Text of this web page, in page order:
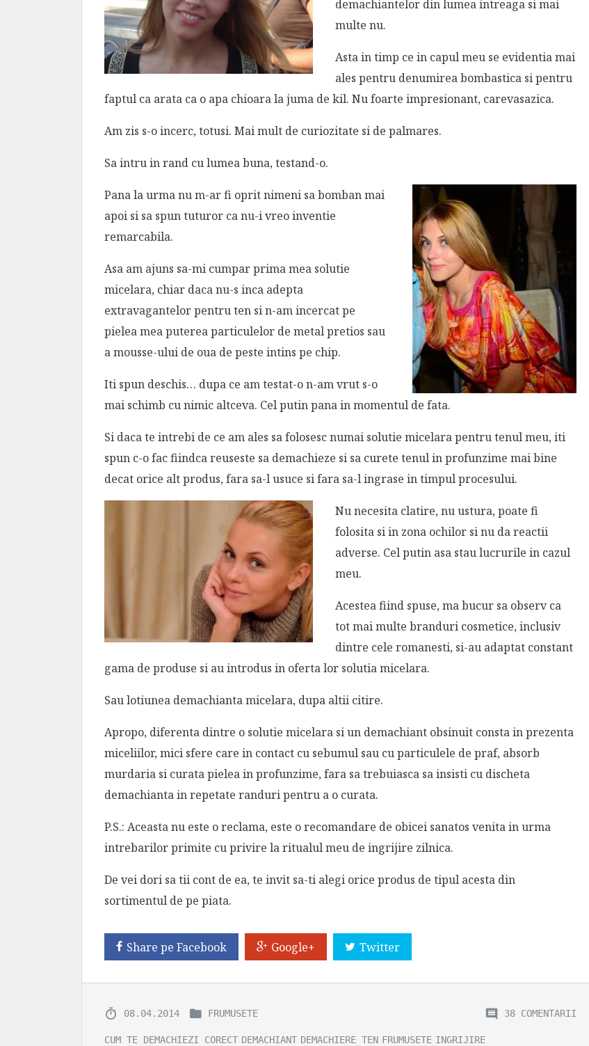
demachiantelor din lumea intreaga si mai
multe nu.
Asta in timp ce in capul meu se evidentia mai
ales pentru denumirea bombastica si pentru
faptul ca arata ca o apa chioara la juma de kil. Nu foarte impresionant, carevasazica.
Am zis s-o incerc, totusi. Mai mult de curiozitate si de palmares.
Sa intru in rand cu lumea buna, testand-o.
Pana la urma nu m-ar fi oprit nimeni sa bomban mai
apoi si sa spun tuturor ca nu-i vreo inventie
remarcabila.
Asa am ajuns sa-mi cumpar prima mea solutie
micelara, chiar daca nu-s inca adepta
extravagantelor pentru ten si n-am incercat pe
pielea mea puterea particulelor de metal pretios sau
a mousse-ului de oua de peste intins pe chip.
Iti spun deschis… dupa ce am testat-o n-am vrut s-o
mai schimb cu nimic altceva. Cel putin pana in momentul de fata.
Si daca te intrebi de ce am ales sa folosesc numai solutie micelara pentru tenul meu, iti
spun c-o fac fiindca reuseste sa demachieze si sa curete tenul in profunzime mai bine
decat orice alt produs, fara sa-l usuce si fara sa-l ingrase in timpul procesului.
Nu necesita clatire, nu ustura, poate fi
folosita si in zona ochilor si nu da reactii
adverse. Cel putin asa stau lucrurile in cazul
meu.
Acestea fiind spuse, ma bucur sa observ ca
tot mai multe branduri cosmetice, inclusiv
dintre cele romanesti, si-au adaptat constant
gama de produse si au introdus in oferta lor solutia micelara.
Sau lotiunea demachianta micelara, dupa altii citire.
Apropo, diferenta dintre o solutie micelara si un demachiant obsinuit consta in prezenta
miceliilor, mici sfere care in contact cu sebumul sau cu particulele de praf, absorb
murdaria si curata pielea in profunzime, fara sa trebuiasca sa insisti cu discheta
demachianta in repetate randuri pentru a o curata.
P.S.: Aceasta nu este o reclama, este o recomandare de obicei sanatos venita in urma
intrebarilor primite cu privire la ritualul meu de ingrijire zilnica.
De vei dori sa tii cont de ea, te invit sa-ti alegi orice produs de tipul acesta din
sortimentul de pe piata.
Share pe Facebook Google+ Twitter
08.04.2014 FRUMUSETE 38 COMENTARII
CUM TE DEMACHIEZI CORECT DEMACHIANT DEMACHIERE TEN FRUMUSETE INGRIJIRE